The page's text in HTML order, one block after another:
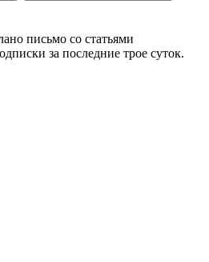
письмо со статьями
за последние трое суток.